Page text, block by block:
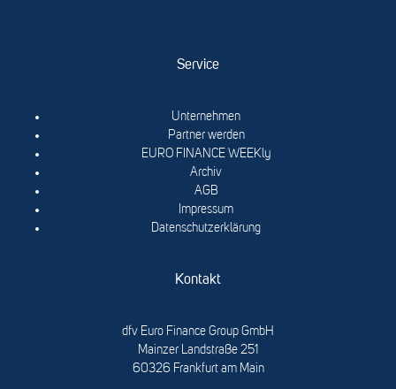
Service
Unternehmen
Partner werden
EURO FINANCE WEEKly
Archiv
AGB
Impressum
Datenschutzerklärung
Kontakt
dfv Euro Finance Group GmbH
Mainzer Landstraße 251
60326 Frankfurt am Main